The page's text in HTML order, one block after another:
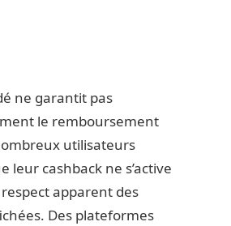
ne garantit pas
le remboursement
utilisateurs
leur cashback ne s’active
apparent des
Des plateformes